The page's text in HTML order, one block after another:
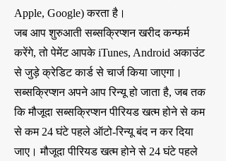
Apple, Google) करता है।
जब आप शुरुआती सब्सक्रिप्शन खरीद कन्फर्म
करेंगे, तो पेमेंट आपके iTunes, Android अकाउंट
से जुड़े क्रेडिट कार्ड से चार्ज किया जाएगा।
सब्सक्रिप्शन अपने आप रिन्यू हो जाता है, जब तक
कि मौजूदा सब्सक्रिप्शन पीरियड खत्म होने से कम
से कम 24 घंटे पहले ऑटो-रिन्यू बंद न कर दिया
जाए। मौजूदा पीरियड खत्म होने से 24 घंटे पहले